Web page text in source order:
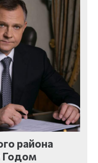
района
Годом